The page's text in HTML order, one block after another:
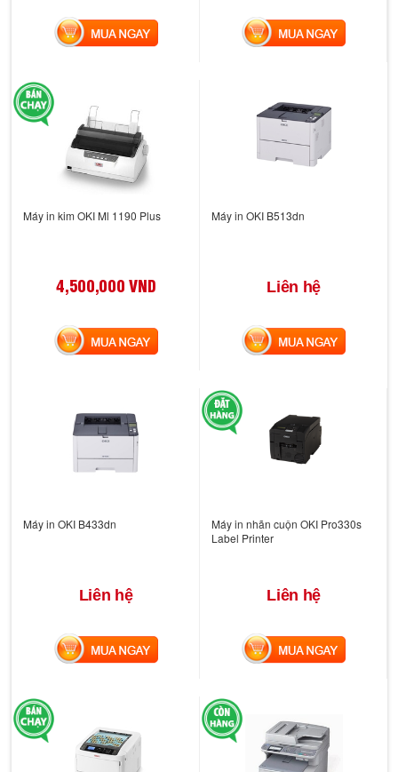
MUA NGAY MUA NGAY
Máy in kim OKI Ml 1190 Plus
4,500,000 VND
MUA NGAY
Máy in OKI B513dn
Liên hệ
MUA NGAY
Máy in OKI B433dn
Liên hệ
MUA NGAY
Máy in nhãn cuộn OKI Pro330s
Label Printer
Liên hệ
MUA NGAY